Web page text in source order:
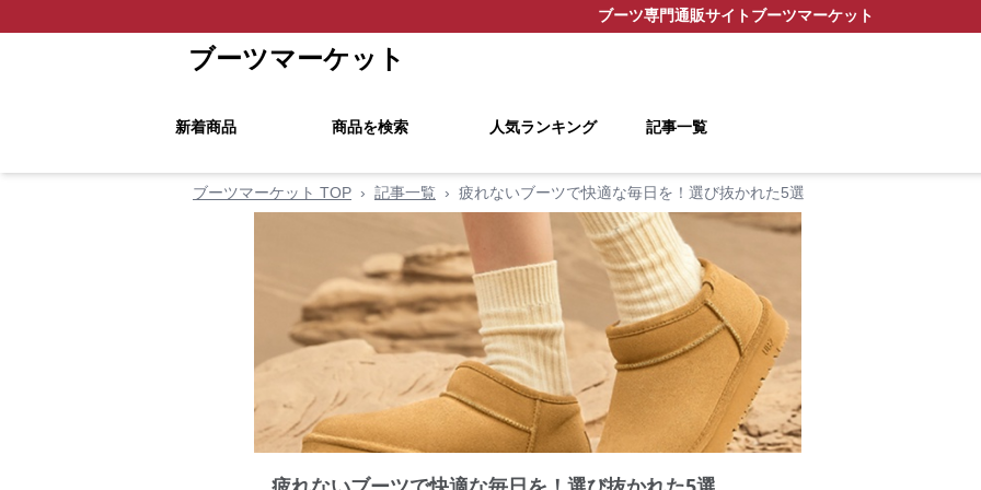
ブーツ専門通販サイトブーツマーケット
ブーツマーケット
新着商品 商品を検索 人気ランキング 記事一覧
ブーツマーケット TOP › 記事一覧 › 疲れないブーツで快適な毎日を！選び抜かれた5選